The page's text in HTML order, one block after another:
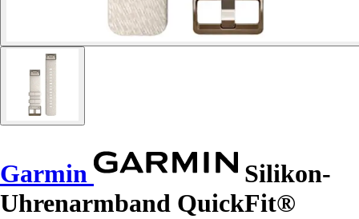
Garmin
Silikon-
Uhrenarmband QuickFit®